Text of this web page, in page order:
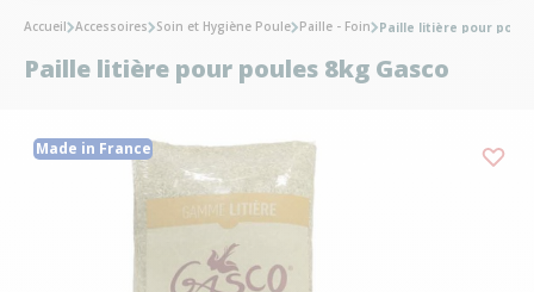
Accueil Accessoires Soin et Hygiène Poule Paille - Foin Paille litière pour
Paille litière pour poules 8kg Gasco
Made in France